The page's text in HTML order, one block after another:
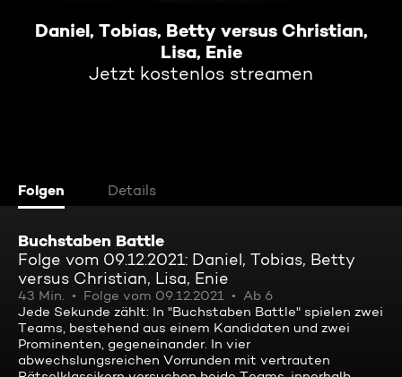
Daniel, Tobias, Betty versus Christian,
Lisa, Enie
Jetzt kostenlos streamen
Folgen Details
Buchstaben Battle
Folge vom 09.12.2021: Daniel, Tobias, Betty
versus Christian, Lisa, Enie
43 Min. Folge vom 09.12.2021
Ab 6
Jede Sekunde zählt: In "Buchstaben Battle" spielen zwei
Teams, bestehend aus einem Kandidaten und zwei
Prominenten, gegeneinander. In vier
abwechslungsreichen Vorrunden mit vertrauten